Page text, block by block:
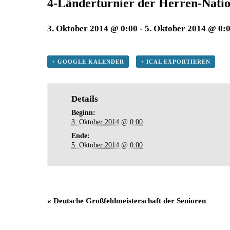
4-Länderturnier der Herren-
3. Oktober 2014 @ 0:00 - 5. Oktober 2014 @
+ GOOGLE KALENDER + ICAL EXPORTIEREN
Details
Beginn:
3. Oktober 2014 @ 0:00
Ende:
5. Oktober 2014 @ 0:00
« Deutsche Großfeldmeisterschaft der Senioren